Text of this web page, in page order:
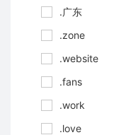
.广东
.zone
.website
.fans
.work
.love